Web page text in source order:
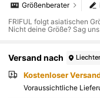
Größenberater
FRIFUL folgt asiatischen
Nicht deine Größe? Sag uns
Versand nach
Kostenloser
Voraussichtliche